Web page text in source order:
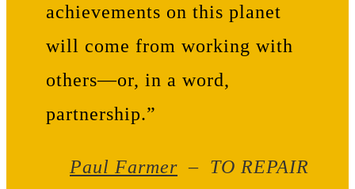
achievements on this planet
will come from working with
others—or, in a word,
partnership.”
Paul Farmer – TO REPAIR